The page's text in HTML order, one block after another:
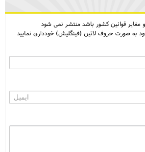
مغایر قوانین کشور باشد منتشر نمی شود
به صورت حروف لاتین (فینگلیش) خودداری نمایید